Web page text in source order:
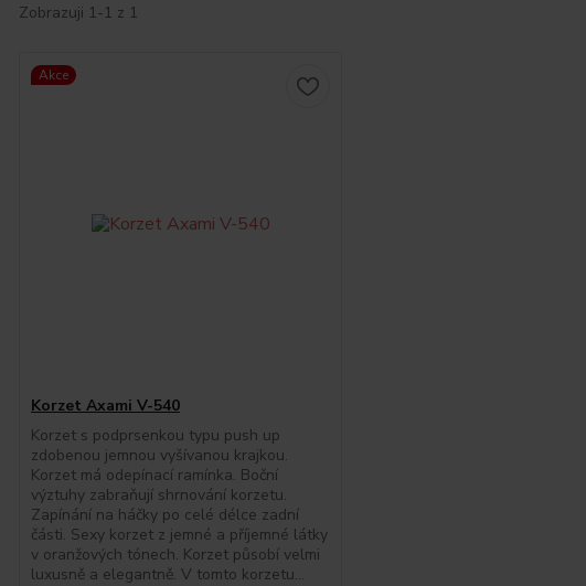
Zobrazuji 1-1 z 1
Akce
Korzet Axami V-540
Korzet s podprsenkou typu push up
zdobenou jemnou vyšívanou krajkou.
Korzet má odepínací ramínka. Boční
výztuhy zabraňují shrnování korzetu.
Zapínání na háčky po celé délce zadní
části. Sexy korzet z jemné a příjemné látky
v oranžových tónech. Korzet působí velmi
luxusně a elegantně. V tomto korzetu...